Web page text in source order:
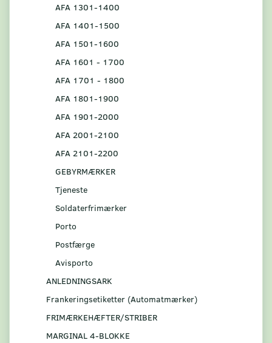
AFA 1301-1400
AFA 1401-1500
AFA 1501-1600
AFA 1601 - 1700
AFA 1701 - 1800
AFA 1801-1900
AFA 1901-2000
AFA 2001-2100
AFA 2101-2200
GEBYRMÆRKER
Tjeneste
Soldaterfrimærker
Porto
Postfærge
Avisporto
ANLEDNINGSARK
Frankeringsetiketter (Automatmærker)
FRIMÆRKEHÆFTER/STRIBER
MARGINAL 4-BLOKKE